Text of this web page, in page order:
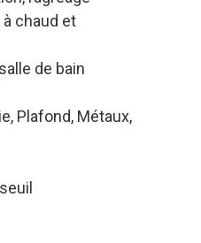
chaud et
de bain
Plafond, Métaux,